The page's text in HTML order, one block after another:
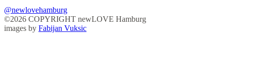
@newlovehamburg
©2026 COPYRIGHT newLOVE Hamburg
images by Fabijan Vuksic